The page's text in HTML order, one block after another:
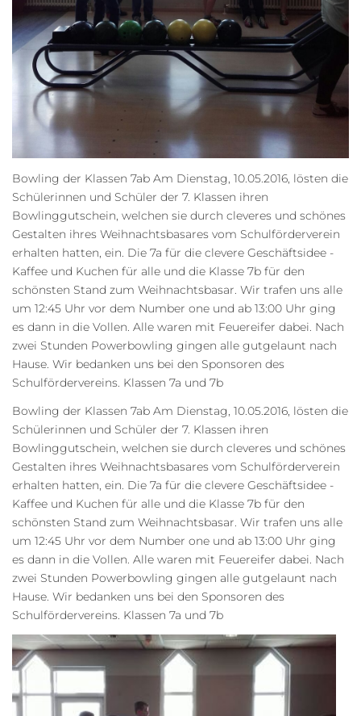
Bowling der Klassen 7ab Am Dienstag, 10.05.2016, lösten die
Schülerinnen und Schüler der 7. Klassen ihren
Bowlinggutschein, welchen sie durch cleveres und schönes
Gestalten ihres Weihnachtsbasares vom Schulförderverein
erhalten hatten, ein. Die 7a für die clevere Geschäftsidee -
Kaffee und Kuchen für alle und die Klasse 7b für den
schönsten Stand zum Weihnachtsbasar. Wir trafen uns alle
um 12:45 Uhr vor dem Number one und ab 13:00 Uhr ging
es dann in die Vollen. Alle waren mit Feuereifer dabei. Nach
zwei Stunden Powerbowling gingen alle gutgelaunt nach
Hause. Wir bedanken uns bei den Sponsoren des
Schulfördervereins. Klassen 7a und 7b
Bowling der Klassen 7ab Am Dienstag, 10.05.2016, lösten die
Schülerinnen und Schüler der 7. Klassen ihren
Bowlinggutschein, welchen sie durch cleveres und schönes
Gestalten ihres Weihnachtsbasares vom Schulförderverein
erhalten hatten, ein. Die 7a für die clevere Geschäftsidee -
Kaffee und Kuchen für alle und die Klasse 7b für den
schönsten Stand zum Weihnachtsbasar. Wir trafen uns alle
um 12:45 Uhr vor dem Number one und ab 13:00 Uhr ging
es dann in die Vollen. Alle waren mit Feuereifer dabei. Nach
zwei Stunden Powerbowling gingen alle gutgelaunt nach
Hause. Wir bedanken uns bei den Sponsoren des
Schulfördervereins. Klassen 7a und 7b